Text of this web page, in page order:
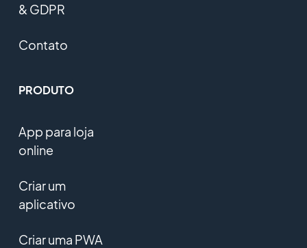
& GDPR
Contato
PRODUTO
App para loja
online
Criar um
aplicativo
Criar uma PWA